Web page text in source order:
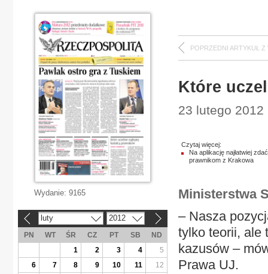
POPRZEDNI ARTYKUŁ Z
Które
23 lutego 2012
Czytaj więcej:
Na aplikację najłatwiej zdać
prawnikom z Krakowa
Ministerstwa
– Nasza
tylko teorii, ale
kazusów –
Prawa UJ.
Wydanie: 9165
luty 2012
PN WT ŚR CZ PT SB
ND
1
2 3 4
5
6
7 8 9 10 11
12